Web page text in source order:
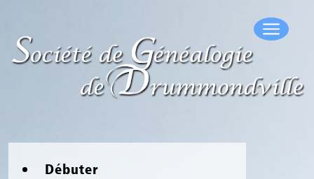
Drummondville
Débuter